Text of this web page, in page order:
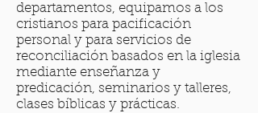
departamentos, equipamos a los
cristianos para pacificación
personal y para servicios de
reconciliación basados en la iglesia
mediante enseñanza y
predicación, seminarios y talleres,
clases bíblicas y prácticas.